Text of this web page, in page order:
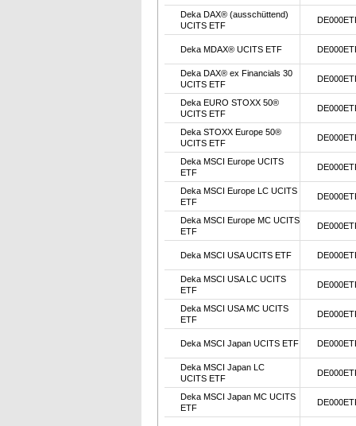
Deka DAX® (ausschüttend)
UCITS ETF
Deka MDAX® UCITS ETF
Deka DAX® ex Financials 30
UCITS ETF
Deka EURO STOXX 50®
UCITS ETF
Deka STOXX Europe 50®
UCITS ETF
Deka MSCI Europe UCITS
ETF
Deka MSCI Europe LC UCITS
ETF
Deka MSCI Europe MC UCITS
ETF
Deka MSCI USA UCITS ETF
Deka MSCI USA LC UCITS
ETF
Deka MSCI USA MC UCITS
ETF
Deka MSCI Japan UCITS ETF
Deka MSCI Japan LC
UCITS ETF
Deka MSCI Japan MC UCITS
ETF